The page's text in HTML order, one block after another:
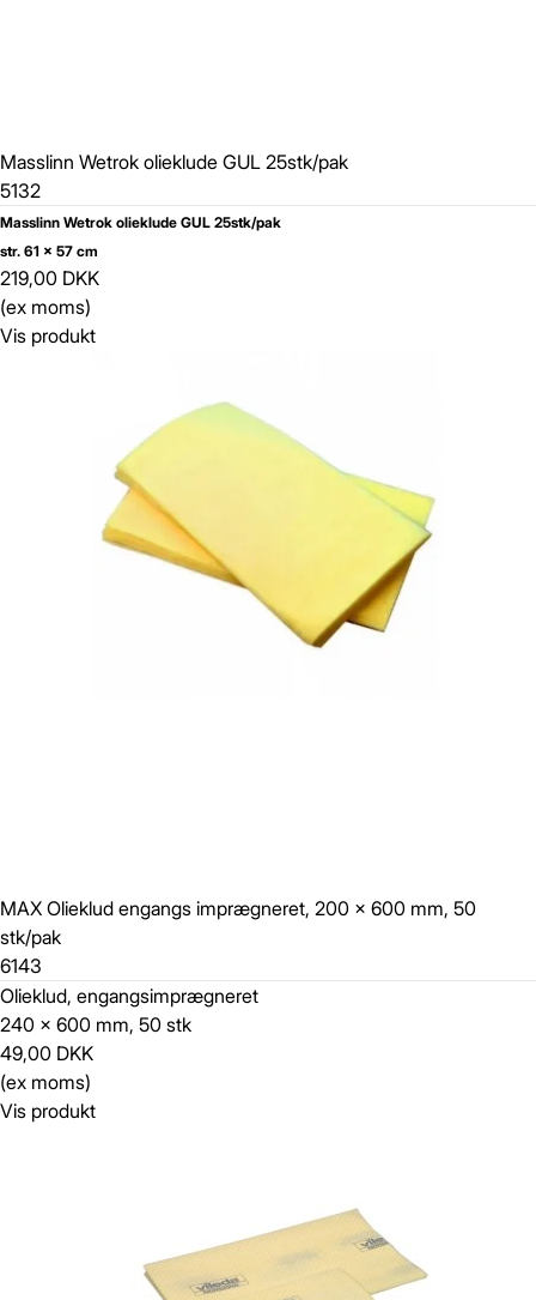
Masslinn Wetrok olieklude GUL 25stk/pak
5132
Masslinn Wetrok olieklude GUL 25stk/pak
str. 61 x 57 cm
219,00 DKK
(ex moms)
Vis produkt
MAX Olieklud engangs imprægneret, 200 x 600 mm, 50
stk/pak
6143
Olieklud, engangsimprægneret
240 x 600 mm, 50 stk
49,00 DKK
(ex moms)
Vis produkt